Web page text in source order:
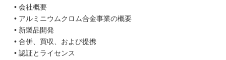
• 会社概要
• アルミニウムクロム合金事業の概要
• 新製品開発
• 合併、買収、および提携
• 認証とライセンス